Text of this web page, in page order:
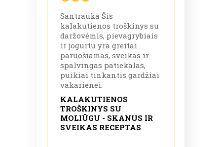
Santrauka Šis
kalakutienos troškinys su
daržovėmis, pievagrybiais
ir jogurtu yra greitai
paruošiamas, sveikas ir
spalvingas patiekalas,
puikiai tinkantis gardžiai
vakarienei.
KALAKUTIENOS
TROŠKINYS SU
MOLIŪGU - SKANUS IR
SVEIKAS RECEPTAS